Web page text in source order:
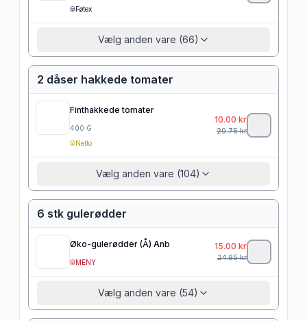
Føtex
Vælg anden vare (66)
2 dåser hakkede tomater
Finthakkede tomater
400 G
Netto
10.00 kr
20.75kr
Vælg anden vare (104)
6 stk gulerødder
Øko-gulerødder (Å) Anb
MENY
15.00 kr
24.95kr
Vælg anden vare (54)